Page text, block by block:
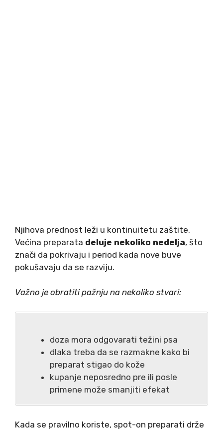
Njihova prednost leži u kontinuitetu zaštite.
Većina preparata deluje nekoliko nedelja, što
znači da pokrivaju i period kada nove buve
pokušavaju da se razviju.
Važno je obratiti pažnju na nekoliko stvari:
doza mora odgovarati težini psa
dlaka treba da se razmakne kako bi
preparat stigao do kože
kupanje neposredno pre ili posle
primene može smanjiti efekat
Kada se pravilno koriste, spot-on preparati drže